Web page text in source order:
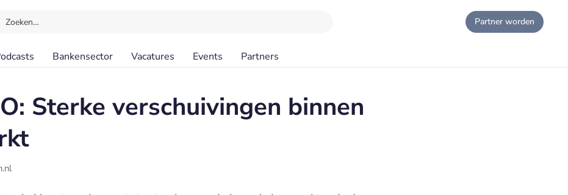
Zoeken… Partner worden
Bankensector Vacatures Events Partners
Sterke verschuivingen binnen